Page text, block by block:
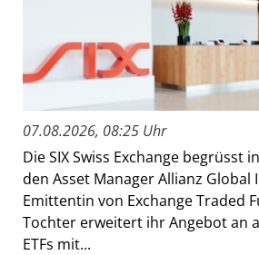
07.08.2026, 08:25 Uhr
Die SIX Swiss Exchange begrüsst
den Asset Manager Allianz Global
Emittentin von Exchange Traded
Tochter erweitert ihr Angebot an
ETFs mit...